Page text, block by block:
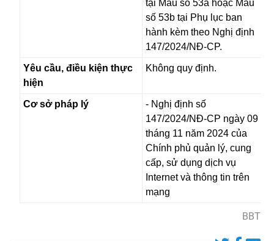
tại Mẫu số 53a hoặc Mẫu
số 53b tại Phụ lục ban
hành kèm theo Nghị định
147/2024/NĐ-CP.
Yêu cầu, điều kiện thực
hiện
Không quy định.
Cơ sở pháp lý
- Nghị định số
147/2024/NĐ-CP ngày 09
tháng 11 năm 2024 của
Chính phủ quản lý, cung
cấp, sử dụng dịch vụ
Internet và thông tin trên
mạng
BBT